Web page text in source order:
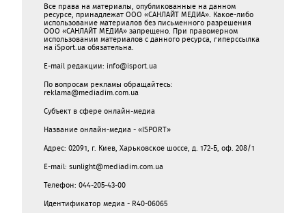
Все права на материалы, опубликованные на данном
ресурсе, принадлежат ООО «САНЛАЙТ МЕДИА». Какое-либо
использование материалов без письменного разрешения
ООО «САНЛАЙТ МЕДИА» запрещено. При правомерном
использовании материалов с данного ресурса, гиперссылка
на iSport.ua обязательна.
E-mail редакции: info@isport.ua
По вопросам рекламы обращайтесь:
reklama@mediadim.com.ua
Субъект в сфере онлайн-медиа
Название онлайн-медиа - «ISPORT»
Адрес: 02091, г. Киев, Харьковское шоссе, д. 172-Б, оф. 208/1
E-mail: sunlight@mediadim.com.ua
Телефон: 044-205-43-00
Идентификатор медиа - R40-06065